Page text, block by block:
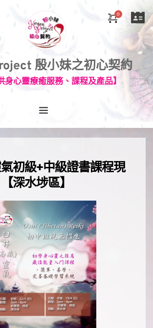
殷小妹之初心契約
身心靈療癒服務、課程及產品】
氣初級+中級證書課程現
深水埗區】